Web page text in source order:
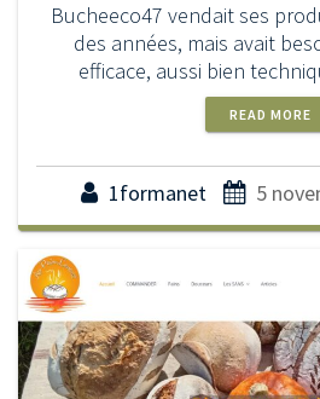
Bucheeco47 vendait ses
des années, mais avait
efficace, aussi bien
READ MORE
1formanet 5